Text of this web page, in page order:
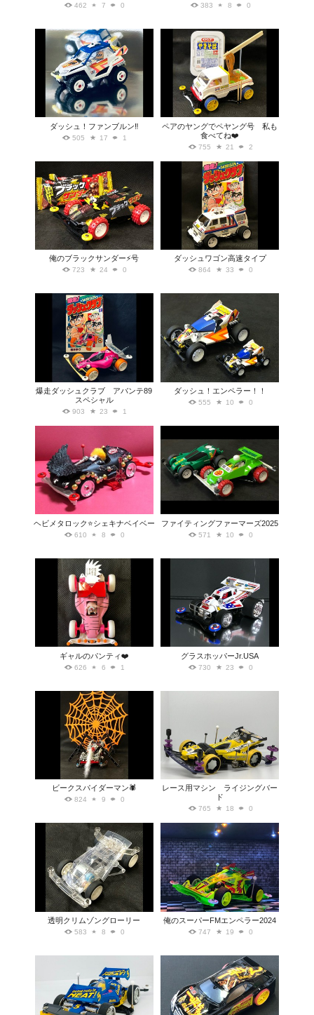
462 7 0 383 8 0
ダッシュ！ファンブルン‼︎
505 17 1
ペアのヤングでペヤング号 私も
食べてね❤️
755 21 2
俺のブラックサンダー⚡️号
723 24 0
ダッシュワゴン高速タイプ
864 33 0
爆走ダッシュクラブ アバンテ89
スペシャル
903 23 1
ダッシュ！エンペラー！！
555 10 0
ヘビメタロック⭐️シェキナベイベー
610 8 0
ファイティングファーマーズ2025
571 10 0
ギャルのパンティ❤️
626 6 1
グラスホッパーJr.USA
730 23 0
ビークスパイダーマン🕷️
824 9 0
レース用マシン ライジングバー
ド
765 18 0
透明クリムゾングローリー
583 8 0
俺のスーパーFMエンペラー2024
747 19 0